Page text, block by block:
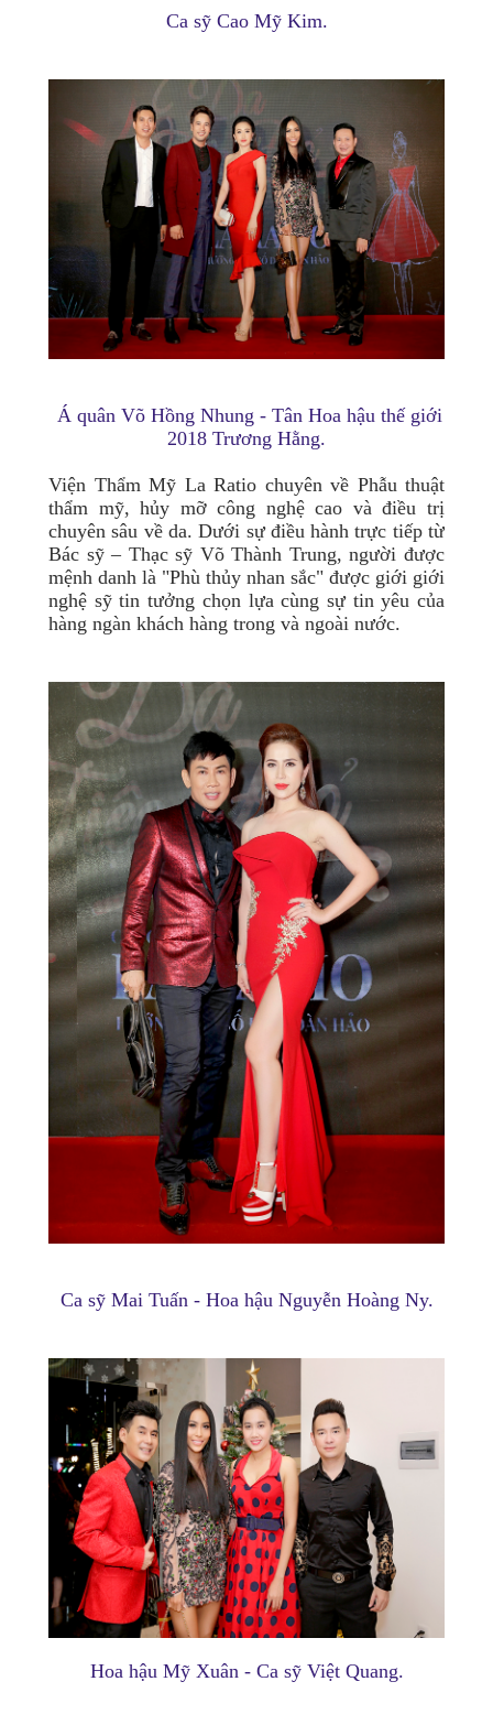
Ca sỹ Cao Mỹ Kim.
Á quân Võ Hồng Nhung - Tân Hoa hậu thế giới
2018 Trương Hằng.
Viện Thẩm Mỹ La Ratio chuyên về Phẫu thuật
thẩm mỹ, hủy mỡ công nghệ cao và điều trị
chuyên sâu về da. Dưới sự điều hành trực tiếp từ
Bác sỹ – Thạc sỹ Võ Thành Trung, người được
mệnh danh là "Phù thủy nhan sắc" được giới giới
nghệ sỹ tin tưởng chọn lựa cùng sự tin yêu của
hàng ngàn khách hàng trong và ngoài nước.
Ca sỹ Mai Tuấn - Hoa hậu Nguyễn Hoàng Ny.
Hoa hậu Mỹ Xuân - Ca sỹ Việt Quang.